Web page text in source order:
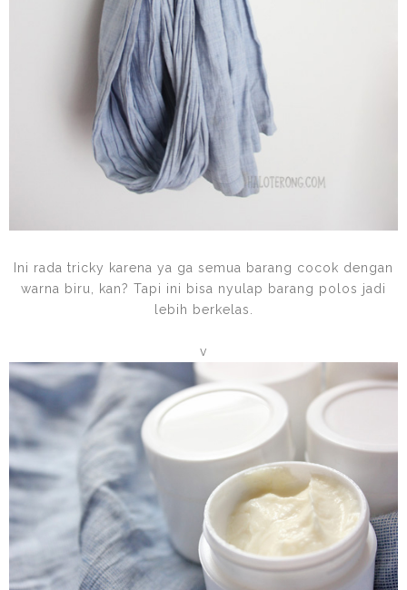
Ini rada tricky karena ya ga semua barang cocok dengan
warna biru, kan? Tapi ini bisa nyulap barang polos jadi
lebih berkelas.
v